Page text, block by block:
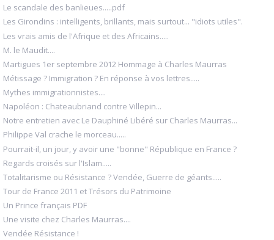
Le scandale des banlieues.....pdf
Les Girondins : intelligents, brillants, mais surtout... "idiots utiles".
Les vrais amis de l'Afrique et des Africains.....
M. le Maudit....
Martigues 1er septembre 2012 Hommage à Charles Maurras
Métissage ? Immigration ? En réponse à vos lettres.....
Mythes immigrationnistes....
Napoléon : Chateaubriand contre Villepin...
Notre entretien avec Le Dauphiné Libéré sur Charles Maurras...
Philippe Val crache le morceau.....
Pourrait-il, un jour, y avoir une "bonne" République en France ?
Regards croisés sur l'Islam.....
Totalitarisme ou Résistance ? Vendée, Guerre de géants.....
Tour de France 2011 et Trésors du Patrimoine
Un Prince français PDF
Une visite chez Charles Maurras....
Vendée Résistance !